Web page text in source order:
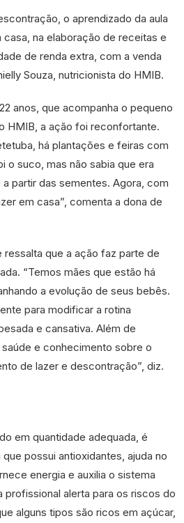
o aprendizado da aula
na elaboração de receitas e
de renda extra, com a venda
Souza, nutricionista do HMIB.
anos, que acompanha o pequeno
HMIB, a ação foi reconfortante.
há plantações e feiras com
o suco, mas não sabia que era
partir das sementes. Agora, com
em casa”, comenta a dona de
ressalta que a ação faz parte de
“Temos mães que estão há
a evolução de seus bebês.
para modificar a rotina
e cansativa. Além de
e conhecimento sobre o
de lazer e descontração”, diz.
em quantidade adequada, é
possui antioxidantes, ajuda no
energia e auxilia o sistema
profissional alerta para os riscos do
alguns tipos são ricos em açúcar,